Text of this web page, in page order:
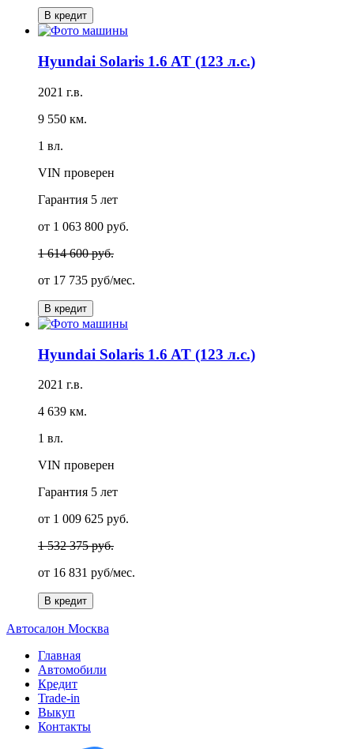
В кредит
Hyundai Solaris 1.6 AT (123 л.с.)
2021 г.в.
9 550 км.
1 вл.
VIN проверен
Гарантия 5 лет
от 1 063 800 руб.
1 614 600 руб.
от 17 735 руб/мес.
В кредит
Hyundai Solaris 1.6 AT (123 л.с.)
2021 г.в.
4 639 км.
1 вл.
VIN проверен
Гарантия 5 лет
от 1 009 625 руб.
1 532 375 руб.
от 16 831 руб/мес.
В кредит
Автосалон Москва
Главная
Автомобили
Кредит
Trade-in
Выкуп
Контакты